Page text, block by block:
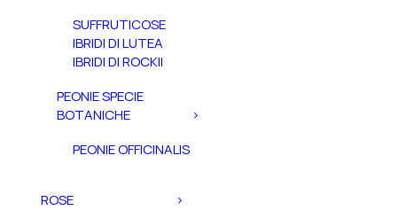
SUFFRUTICOSE
IBRIDI DI LUTEA
IBRIDI DI ROCKII
PEONIE SPECIE
BOTANICHE
PEONIE OFFICINALIS
ROSE